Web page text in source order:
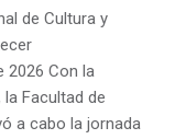
de Cultura y
2026 Con la
Facultad de
a cabo la jornada